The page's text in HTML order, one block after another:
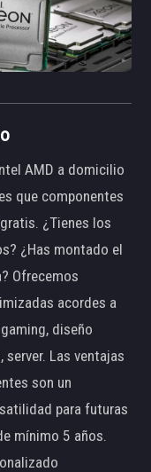
AMD a domicilio
que componentes
¿Tienes los
¿Has montado el
Ofrecemos
acordes a
diseño
Las ventajas
son un
para futuras
mínimo 5 años.